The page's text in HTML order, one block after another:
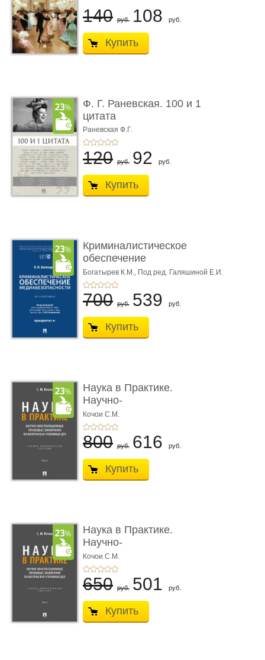
140 руб. 108 руб.
Купить
Ф. Г. Раневская. 100 и 1
цитата
Раневская Ф.Г.
120 руб. 92 руб.
Купить
Криминалистическое
обеспечение
медиабезопас� ...
Богатырев К.М., Под ред. Галяшиной Е.И.
700 руб. 539 руб.
Купить
Наука в Практике.
Научно-
консультационные (пра
...
Кочои С.М.
800 руб. 616 руб.
Купить
Наука в Практике.
Научно-
консультационные (пра
...
Кочои С.М.
650 руб. 501 руб.
Купить